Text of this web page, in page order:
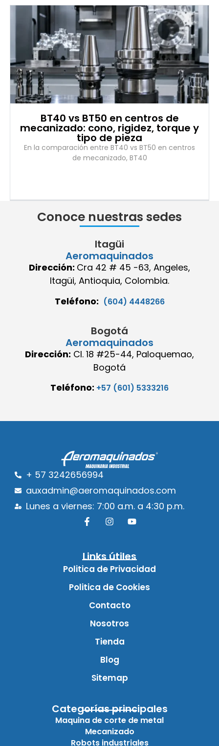
BT40 vs BT50 en centros de
mecanizado: cono, rigidez, torque y
tipo de pieza
En la comparación entre BT40 vs BT50 en centros
de mecanizado, BT40
Conoce nuestras sedes
Itagüi
Aeromaquinados
Dirección: Cra 42 # 45 -63, Angeles,
Itagüi, Antioquia, Colombia.
Teléfono: (604) 4448266
Bogotá
Aeromaquinados
Dirección: Cl. 18 #25-44, Paloquemao,
Bogotá
Teléfono: +57 (601) 5333216
+ 57 3242656994
auxadmin@aeromaquinados.com
Lunes a viernes: 7:00 a.m. a 4:30 p.m.
Links útiles
Politica de Privacidad
Politica de Cookies
Contacto
Nosotros
Tienda
Blog
Sitemap
Categorías principales
Maquina de corte de metal
Mecanizado
Robots industriales